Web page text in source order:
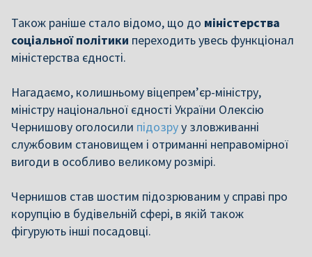
Також раніше стало відомо, що до міністерства
соціальної політики переходить увесь функціонал
міністерства єдності.
Нагадаємо, колишньому віцепрем’єр-міністру,
міністру національної єдності України Олексію
Чернишову оголосили підозруу зловживанні
службовим становищем і отриманні неправомірної
вигоди в особливо великому розмірі.
Чернишов став шостим підозрюваним у справі про
корупцію в будівельній сфері, в якій також
фігурують інші посадовці.